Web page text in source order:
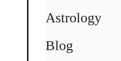
Astrology
Blog